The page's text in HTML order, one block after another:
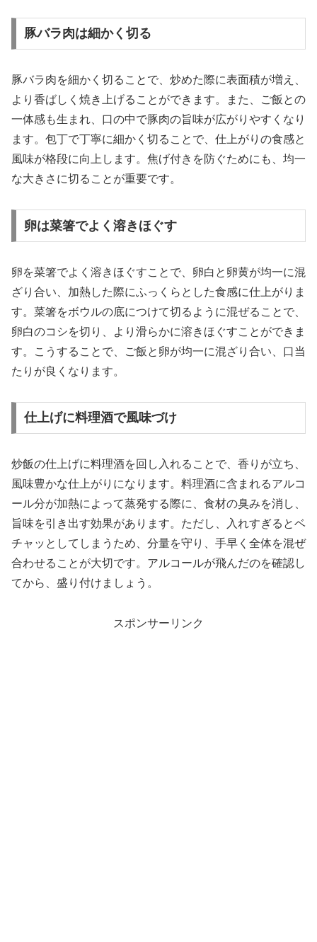
豚バラ肉は細かく切る
豚バラ肉を細かく切ることで、炒めた際に表面積が増え、
より香ばしく焼き上げることができます。また、ご飯との
一体感も生まれ、口の中で豚肉の旨味が広がりやすくなり
ます。包丁で丁寧に細かく切ることで、仕上がりの食感と
風味が格段に向上します。焦げ付きを防ぐためにも、均一
な大きさに切ることが重要です。
卵は菜箸でよく溶きほぐす
卵を菜箸でよく溶きほぐすことで、卵白と卵黄が均一に混
ざり合い、加熱した際にふっくらとした食感に仕上がりま
す。菜箸をボウルの底につけて切るように混ぜることで、
卵白のコシを切り、より滑らかに溶きほぐすことができま
す。こうすることで、ご飯と卵が均一に混ざり合い、口当
たりが良くなります。
仕上げに料理酒で風味づけ
炒飯の仕上げに料理酒を回し入れることで、香りが立ち、
風味豊かな仕上がりになります。料理酒に含まれるアルコ
ール分が加熱によって蒸発する際に、食材の臭みを消し、
旨味を引き出す効果があります。ただし、入れすぎるとベ
チャッとしてしまうため、分量を守り、手早く全体を混ぜ
合わせることが大切です。アルコールが飛んだのを確認し
てから、盛り付けましょう。
スポンサーリンク